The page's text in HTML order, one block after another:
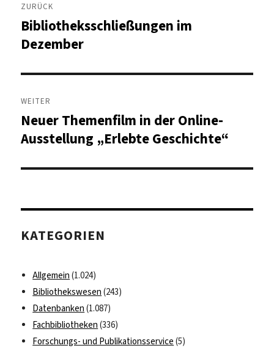
ZURÜCK
Vorheriger
Beitrag:
Bibliotheksschließungen im
Dezember
WEITER
Nächster
Beitrag:
Neuer Themenfilm in der Online-
Ausstellung „Erlebte Geschichte“
KATEGORIEN
Allgemein (1.024)
Bibliothekswesen (243)
Datenbanken (1.087)
Fachbibliotheken (336)
Forschungs- und Publikationsservice (5)